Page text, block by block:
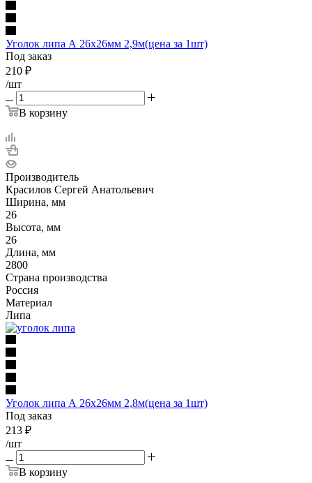
Уголок липа А 26х26мм 2,9м(цена за 1шт)
Под заказ
210 ₽
/шт
В корзину
Производитель
Красилов Сергей Анатольевич
Ширина, мм
26
Высота, мм
26
Длина, мм
2800
Страна производства
Россия
Материал
Липа
Уголок липа А 26х26мм 2,8м(цена за 1шт)
Под заказ
213 ₽
/шт
В корзину